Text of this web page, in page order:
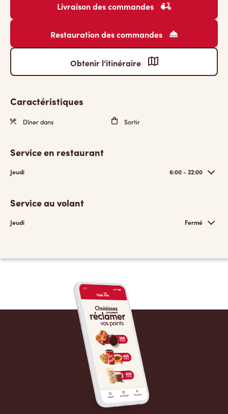
Livraison des commandes
Restauration des commandes
Obtenir l’itinéraire
Caractéristiques
Dîner dans Sortir
Service en restaurant
Jeudi 6:00 - 22:00
Service au volant
Jeudi Fermé